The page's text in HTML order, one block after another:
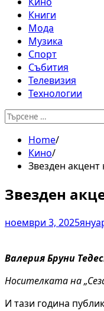
Книги
Мода
Музика
Спорт
Събития
Телевизия
Технологии
Търсене
Home
Кино
Звезден
Звезден
ноември 3, 2025
Валерия Бруни
Носителката на
И тази година